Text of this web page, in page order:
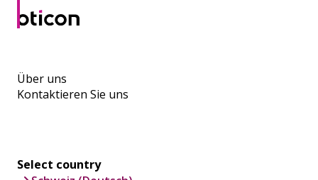
Über uns
Kontaktieren Sie uns
Select country